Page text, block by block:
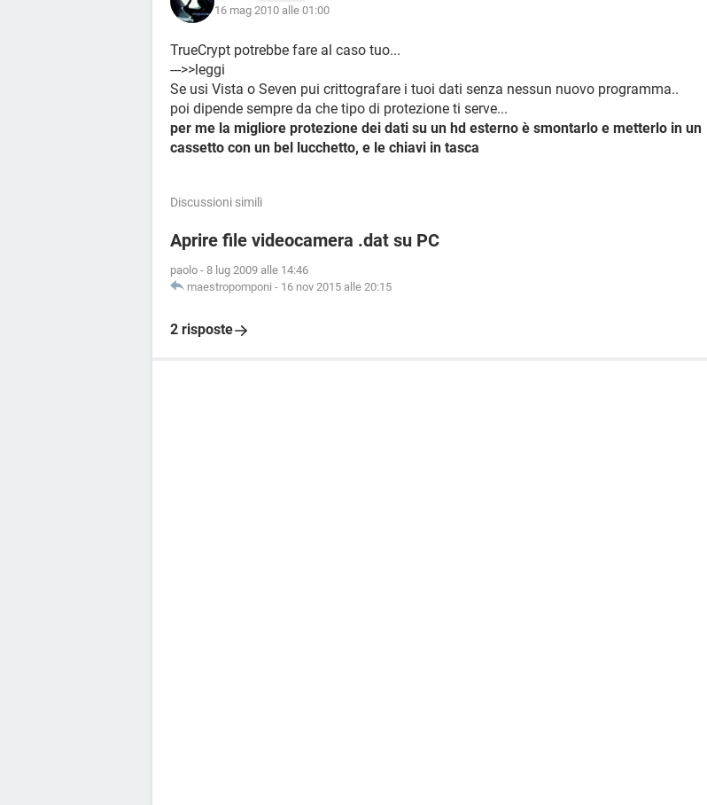
16 mag 2010 alle 01:00
TrueCrypt potrebbe fare al caso tuo...
--->>leggi
Se usi Vista o Seven pui crittografare i tuoi dati senza nessun nuovo programma..
poi dipende sempre da che tipo di protezione ti serve...
per me la migliore protezione dei dati su un hd esterno è smontarlo e metterlo in un
cassetto con un bel lucchetto, e le chiavi in tasca
Discussioni simili
Aprire file videocamera .dat su PC
paolo - 8 lug 2009 alle 14:46
maestropomponi - 16 nov 2015 alle 20:15
2 risposte